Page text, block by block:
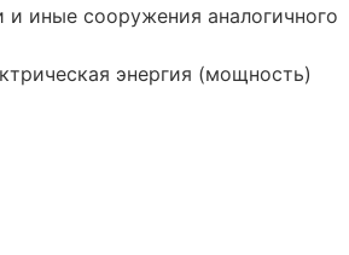
и иные сооружения аналогичного
энергия (мощность)